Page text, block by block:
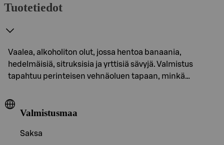
Tuotetiedot
Vaalea, alkoholiton olut, jossa hentoa banaania,
hedelmäisiä, sitruksisia ja yrttisiä sävyjä. Valmistus
tapahtuu perinteisen vehnäoluen tapaan, minkä…
Valmistusmaa
Saksa